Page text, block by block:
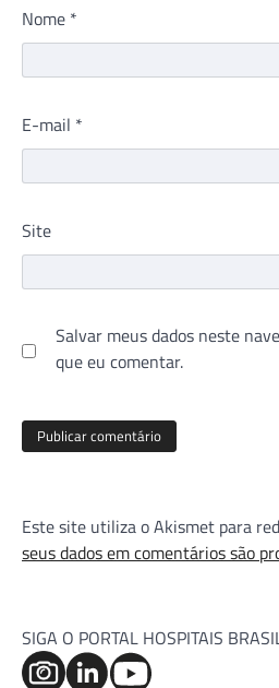
Nome *
E-mail *
Site
Salvar meus dados neste
que eu comentar.
Este site utiliza o Akismet para
seus dados em comentários são
SIGA O PORTAL HOSPITAIS